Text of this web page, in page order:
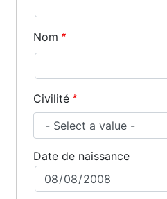
Nom
Civilité
Date de naissance
Date